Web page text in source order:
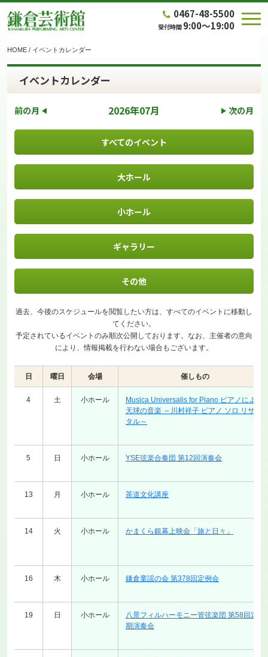
0467-48-5500
受付時間 9:00～19:00
HOME / イベントカレンダー
イベントカレンダー
前の月 2026年07月 次の月
すべてのイベント
大ホール
小ホール
ギャラリー
その他
過去、今後のスケジュールを閲覧したい方は、すべてのイベントに移動し
てください。
予定されているイベントのみ順次公開しております。なお、主催者の意向
により、情報掲載を行わない場合もございます。
日 曜日 会場 催しもの
4 土 小ホール
Musica Universalis for Piano ピアノによる
天球の音楽 ～川村祥子 ピアノ ソロ リサイ
タル～
5 日 小ホール YSE弦楽合奏団 第12回演奏会
13 月 小ホール 茶道文化講座
14 火 小ホール かまくら銀幕上映会「旅と日々」
16 木 小ホール 鎌倉童謡の会 第378回定例会
19 日 小ホール
八景フィルハーモニー管弦楽団 第58回定
期演奏会